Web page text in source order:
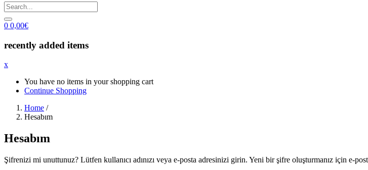
0 0,00€
recently added items
x
You have no items in your shopping cart
Continue Shopping
Home /
Hesabım
Hesabım
Şifrenizi mi unuttunuz? Lütfen kullanıcı adınızı veya e-posta adresinizi girin. Yeni bir şifre oluşturmanız için e-